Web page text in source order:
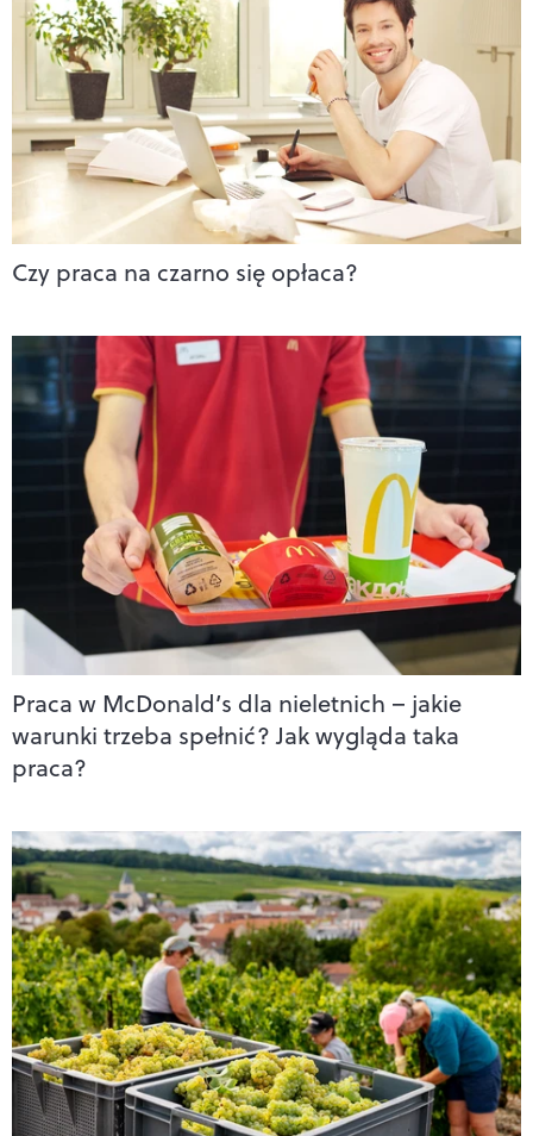
Czy praca na czarno się opłaca?
Praca w McDonald’s dla nieletnich – jakie
warunki trzeba spełnić? Jak wygląda taka
praca?